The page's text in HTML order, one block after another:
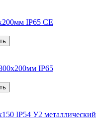
IP65 CE
IP65
IP54 У2 металлический